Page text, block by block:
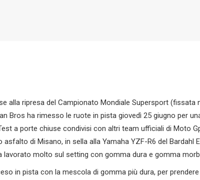
alla ripresa del Campionato Mondiale Supersport (fissata
Bros ha rimesso le ruote in pista giovedì 25 giugno per
a porte chiuse condivisi con altri team ufficiali di Moto
di Misano, in sella alla Yamaha YZF-R6 del Bardahl
molto sul setting con gomma dura e gomma
in pista con la mescola di gomma più dura, per